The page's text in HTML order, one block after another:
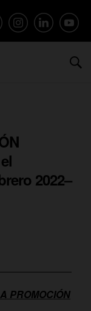
2022–
PROMOCIÓN